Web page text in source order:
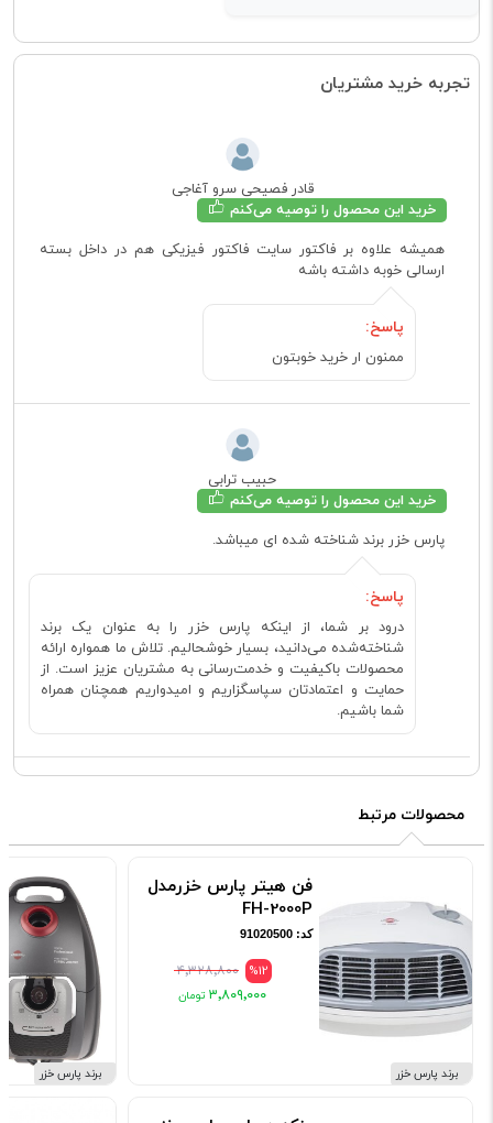
تجربه خرید مشتریان
قادر فصیحی سرو آغاجی
خرید این محصول را توصیه می‌کنم
همیشه علاوه بر فاکتور سایت فاکتور فیزیکی هم در داخل بسته
ارسالی خوبه داشته باشه
پاسخ:
ممنون ار خرید خوبتون
حبیب ترابی
خرید این محصول را توصیه می‌کنم
پارس خزر برند شناخته شده ای میباشد.
پاسخ:
درود بر شما، از اینکه پارس خزر را به عنوان یک برند
شناخته‌شده می‌دانید، بسیار خوشحالیم. تلاش ما همواره ارائه
محصولات باکیفیت و خدمت‌رسانی به مشتریان عزیز است. از
حمایت و اعتمادتان سپاسگزاریم و امیدواریم همچنان همراه
شما باشیم.
محصولات مرتبط
برند پارس خزر
فن هیتر پارس خزرمدل
FH-2000P
کد: 91020500
%12 ۴٬۳۲۸٬۸۰۰
۳٬۸۰۹٬۰۰۰
برند پارس خزر